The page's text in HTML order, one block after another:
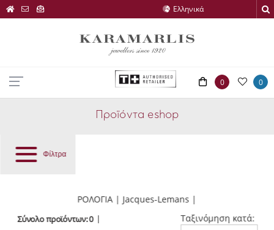
0 0
Προϊόντα eshop
Φίλτρα
ΡΟΛΟΓΙΑ | Jacques-Lemans |
Σύνολο προϊόντων: 0 Ταξινόμηση κατά: